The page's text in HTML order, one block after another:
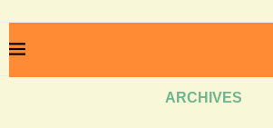
ARCHIVES